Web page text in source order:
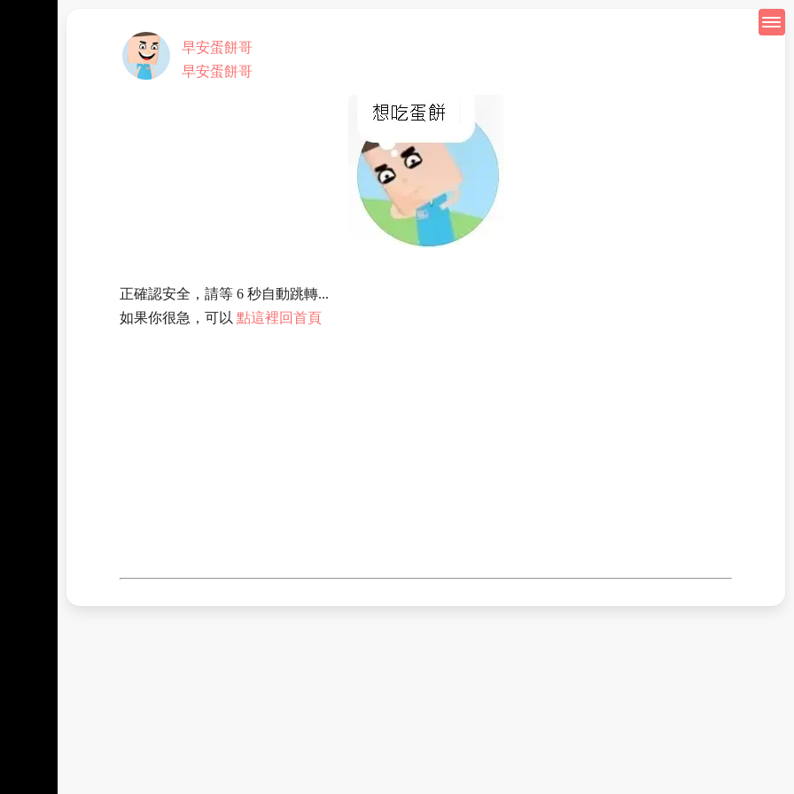
早安蛋餅哥
早安蛋餅哥
正確認安全，請等 6 秒自動跳轉...
如果你很急，可以點這裡回首頁